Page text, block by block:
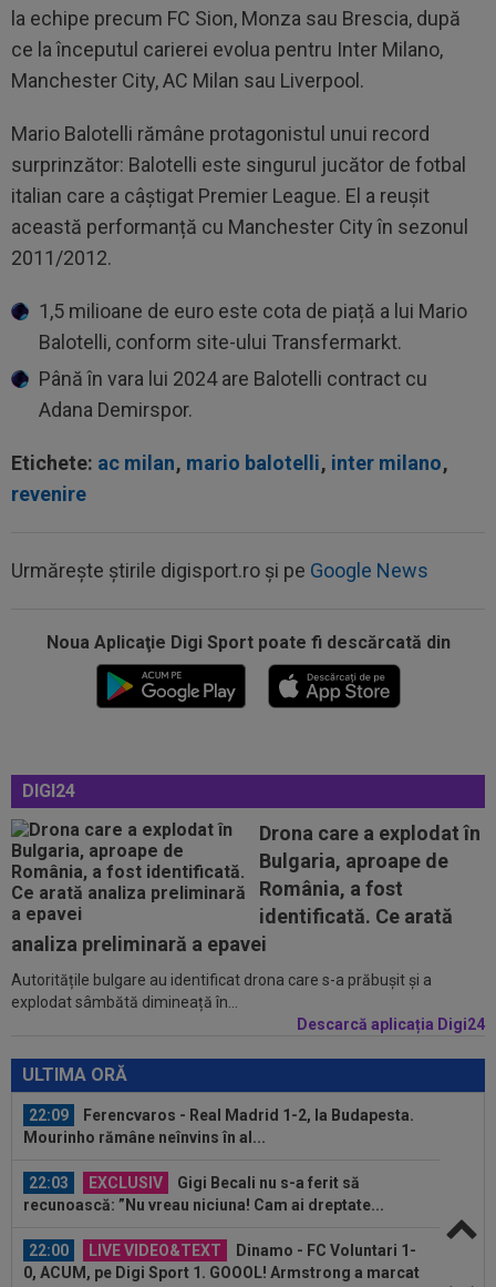
la echipe precum FC Sion, Monza sau Brescia, după
ce la începutul carierei evolua pentru Inter Milano,
Manchester City, AC Milan sau Liverpool.
Mario Balotelli rămâne protagonistul unui record
surprinzător: Balotelli este singurul jucător de fotbal
italian care a câștigat Premier League. El a reușit
această performanță cu Manchester City în sezonul
2011/2012.
1,5 milioane de euro este cota de piață a lui Mario
Balotelli, conform site-ului Transfermarkt.
Până în vara lui 2024 are Balotelli contract cu
Adana Demirspor.
Etichete: ac milan, mario balotelli, inter milano,
revenire
Urmărește știrile digisport.ro și pe Google News
Noua Aplicaţie Digi Sport poate fi descărcată din
DIGI24
Drona care a explodat în
Bulgaria, aproape de
România, a fost
identificată. Ce arată
analiza preliminară a epavei
Autoritățile bulgare au identificat drona care s-a prăbușit și a
explodat sâmbătă dimineață în...
Descarcă aplicația Digi24
ULTIMA ORĂ
22:03 EXCLUSIV
Gigi Becali nu s-a ferit să
recunoască: ”Nu vreau niciuna! Cam ai dreptate...
LIVE VIDEO&TEXT
Dinamo - FC Voluntari 1-
21:54
VIDEO
Moment emoționant la Dinamo -
Voluntari! Jucătorii de la echipa secundă au...
21:51
Decizia luată de Barcelona, după ce
Manchester City i-a refuzat prima ofertă...
21:35
Prunea și Torje au dat verdictul,
după ce Șumudică a acceptat să revină la CFR...
21:58
Estrela - Sporting, LIVE VIDEO, 22:30, DGS 3.
Ianis Stoica e titular! Echipele...
scandalul de la Arad
22:09
Ferencvaros - Real Madrid 1-2, la Budapesta.
Mourinho rămâne neînvins în al...
22:03 EXCLUSIV
Gigi Becali nu s-a ferit să
recunoască: ”Nu vreau niciuna! Cam ai dreptate...
22:00 LIVE VIDEO&TEXT
Dinamo - FC Voluntari 1-
0, ACUM, pe Digi Sport 1. GOOOL! Armstrong a marcat